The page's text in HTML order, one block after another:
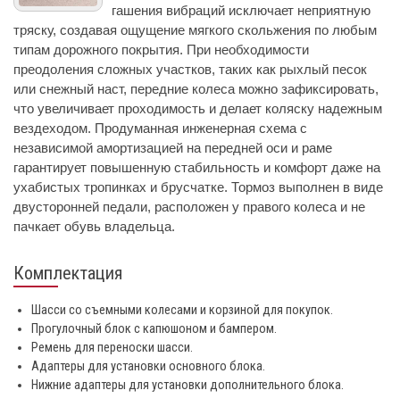
гашения вибраций исключает неприятную
тряску, создавая ощущение мягкого скольжения по любым
типам дорожного покрытия. При необходимости
преодоления сложных участков, таких как рыхлый песок
или снежный наст, передние колеса можно зафиксировать,
что увеличивает проходимость и делает коляску надежным
вездеходом. Продуманная инженерная схема с
независимой амортизацией на передней оси и раме
гарантирует повышенную стабильность и комфорт даже на
ухабистых тропинках и брусчатке. Тормоз выполнен в виде
двусторонней педали, расположен у правого колеса и не
пачкает обувь владельца.
Комплектация
Шасси со съемными колесами и корзиной для покупок.
Прогулочный блок с капюшоном и бампером.
Ремень для переноски шасси.
Адаптеры для установки основного блока.
Нижние адаптеры для установки дополнительного блока.